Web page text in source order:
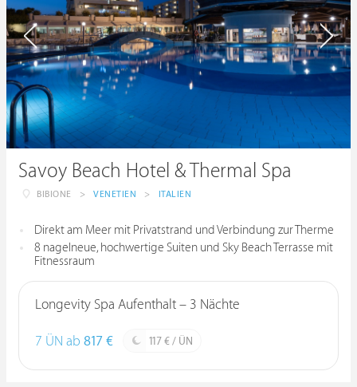
Savoy Beach Hotel & Thermal Spa
BIBIONE > VENETIEN > ITALIEN
Direkt am Meer mit Privatstrand und Verbindung zur Therme
8 nagelneue, hochwertige Suiten und Sky Beach Terrasse mit
Fitnessraum
Longevity Spa Aufenthalt – 3 Nächte
7 ÜN ab 817 € 117 € / ÜN